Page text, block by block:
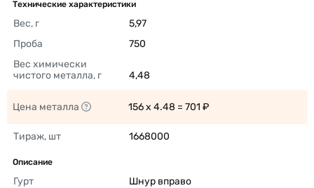
Технические характеристики
Вес, г
5,97
Проба
750
Вес химически
чистого металла, г
4,48
Цена металла 156 x 4.48 = 701 ₽
Тираж, шт 1668000
Описание
Гурт
Шнур вправо